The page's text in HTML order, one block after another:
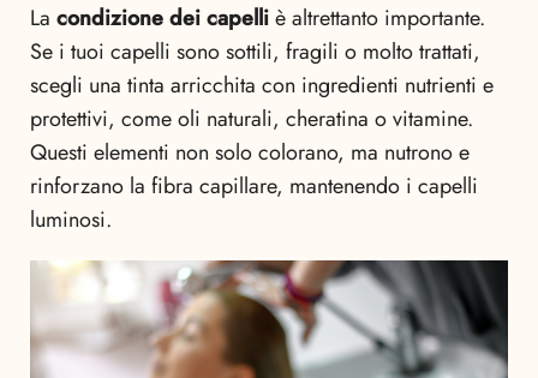
La condizione dei capelliè altrettanto importante.
Se i tuoi capelli sono sottili, fragili o molto trattati,
scegli una tinta arricchita con ingredienti nutrienti e
protettivi, come oli naturali, cheratina o vitamine.
Questi elementi non solo colorano, ma nutrono e
rinforzano la fibra capillare, mantenendo i capelli
luminosi.